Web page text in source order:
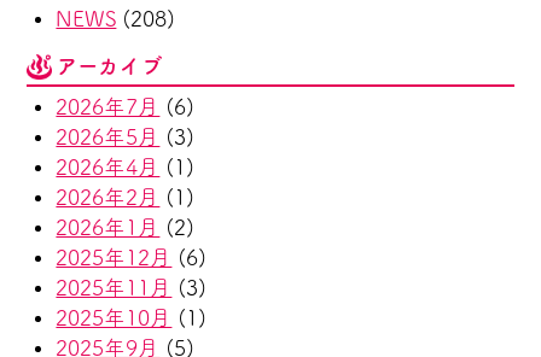
NEWS (208)
アーカイブ
2026年7月
(6)
2026年5月
(3)
2026年4月
(1)
2026年2月
(1)
2026年1月
(2)
2025年12月
(6)
2025年11月
(3)
2025年10月
(1)
2025年9月
(5)